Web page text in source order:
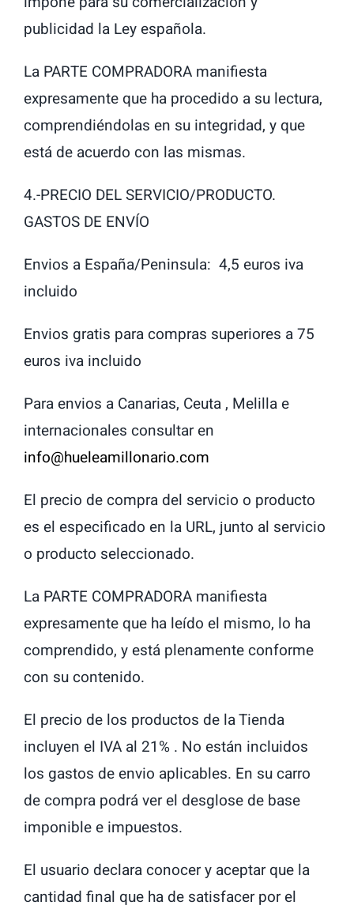
publicidad la Ley española.
La PARTE COMPRADORA manifiesta
expresamente que ha procedido a su lectura,
comprendiéndolas en su integridad, y que
está de acuerdo con las mismas.
4.-PRECIO DEL SERVICIO/PRODUCTO.
GASTOS DE ENVÍO
Envios a España/Peninsula: 4,5 euros iva
incluido
Envios gratis para compras superiores a 75
euros iva incluido
Para envios a Canarias, Ceuta , Melilla e
internacionales consultar en
info@hueleamillonario.com
El precio de compra del servicio o producto
es el especificado en la URL, junto al servicio
o producto seleccionado.
La PARTE COMPRADORA manifiesta
expresamente que ha leído el mismo, lo ha
comprendido, y está plenamente conforme
con su contenido.
El precio de los productos de la Tienda
incluyen el IVA al 21% . No están incluidos
los gastos de envio aplicables. En su carro
de compra podrá ver el desglose de base
imponible e impuestos.
El usuario declara conocer y aceptar que la
cantidad final que ha de satisfacer por el